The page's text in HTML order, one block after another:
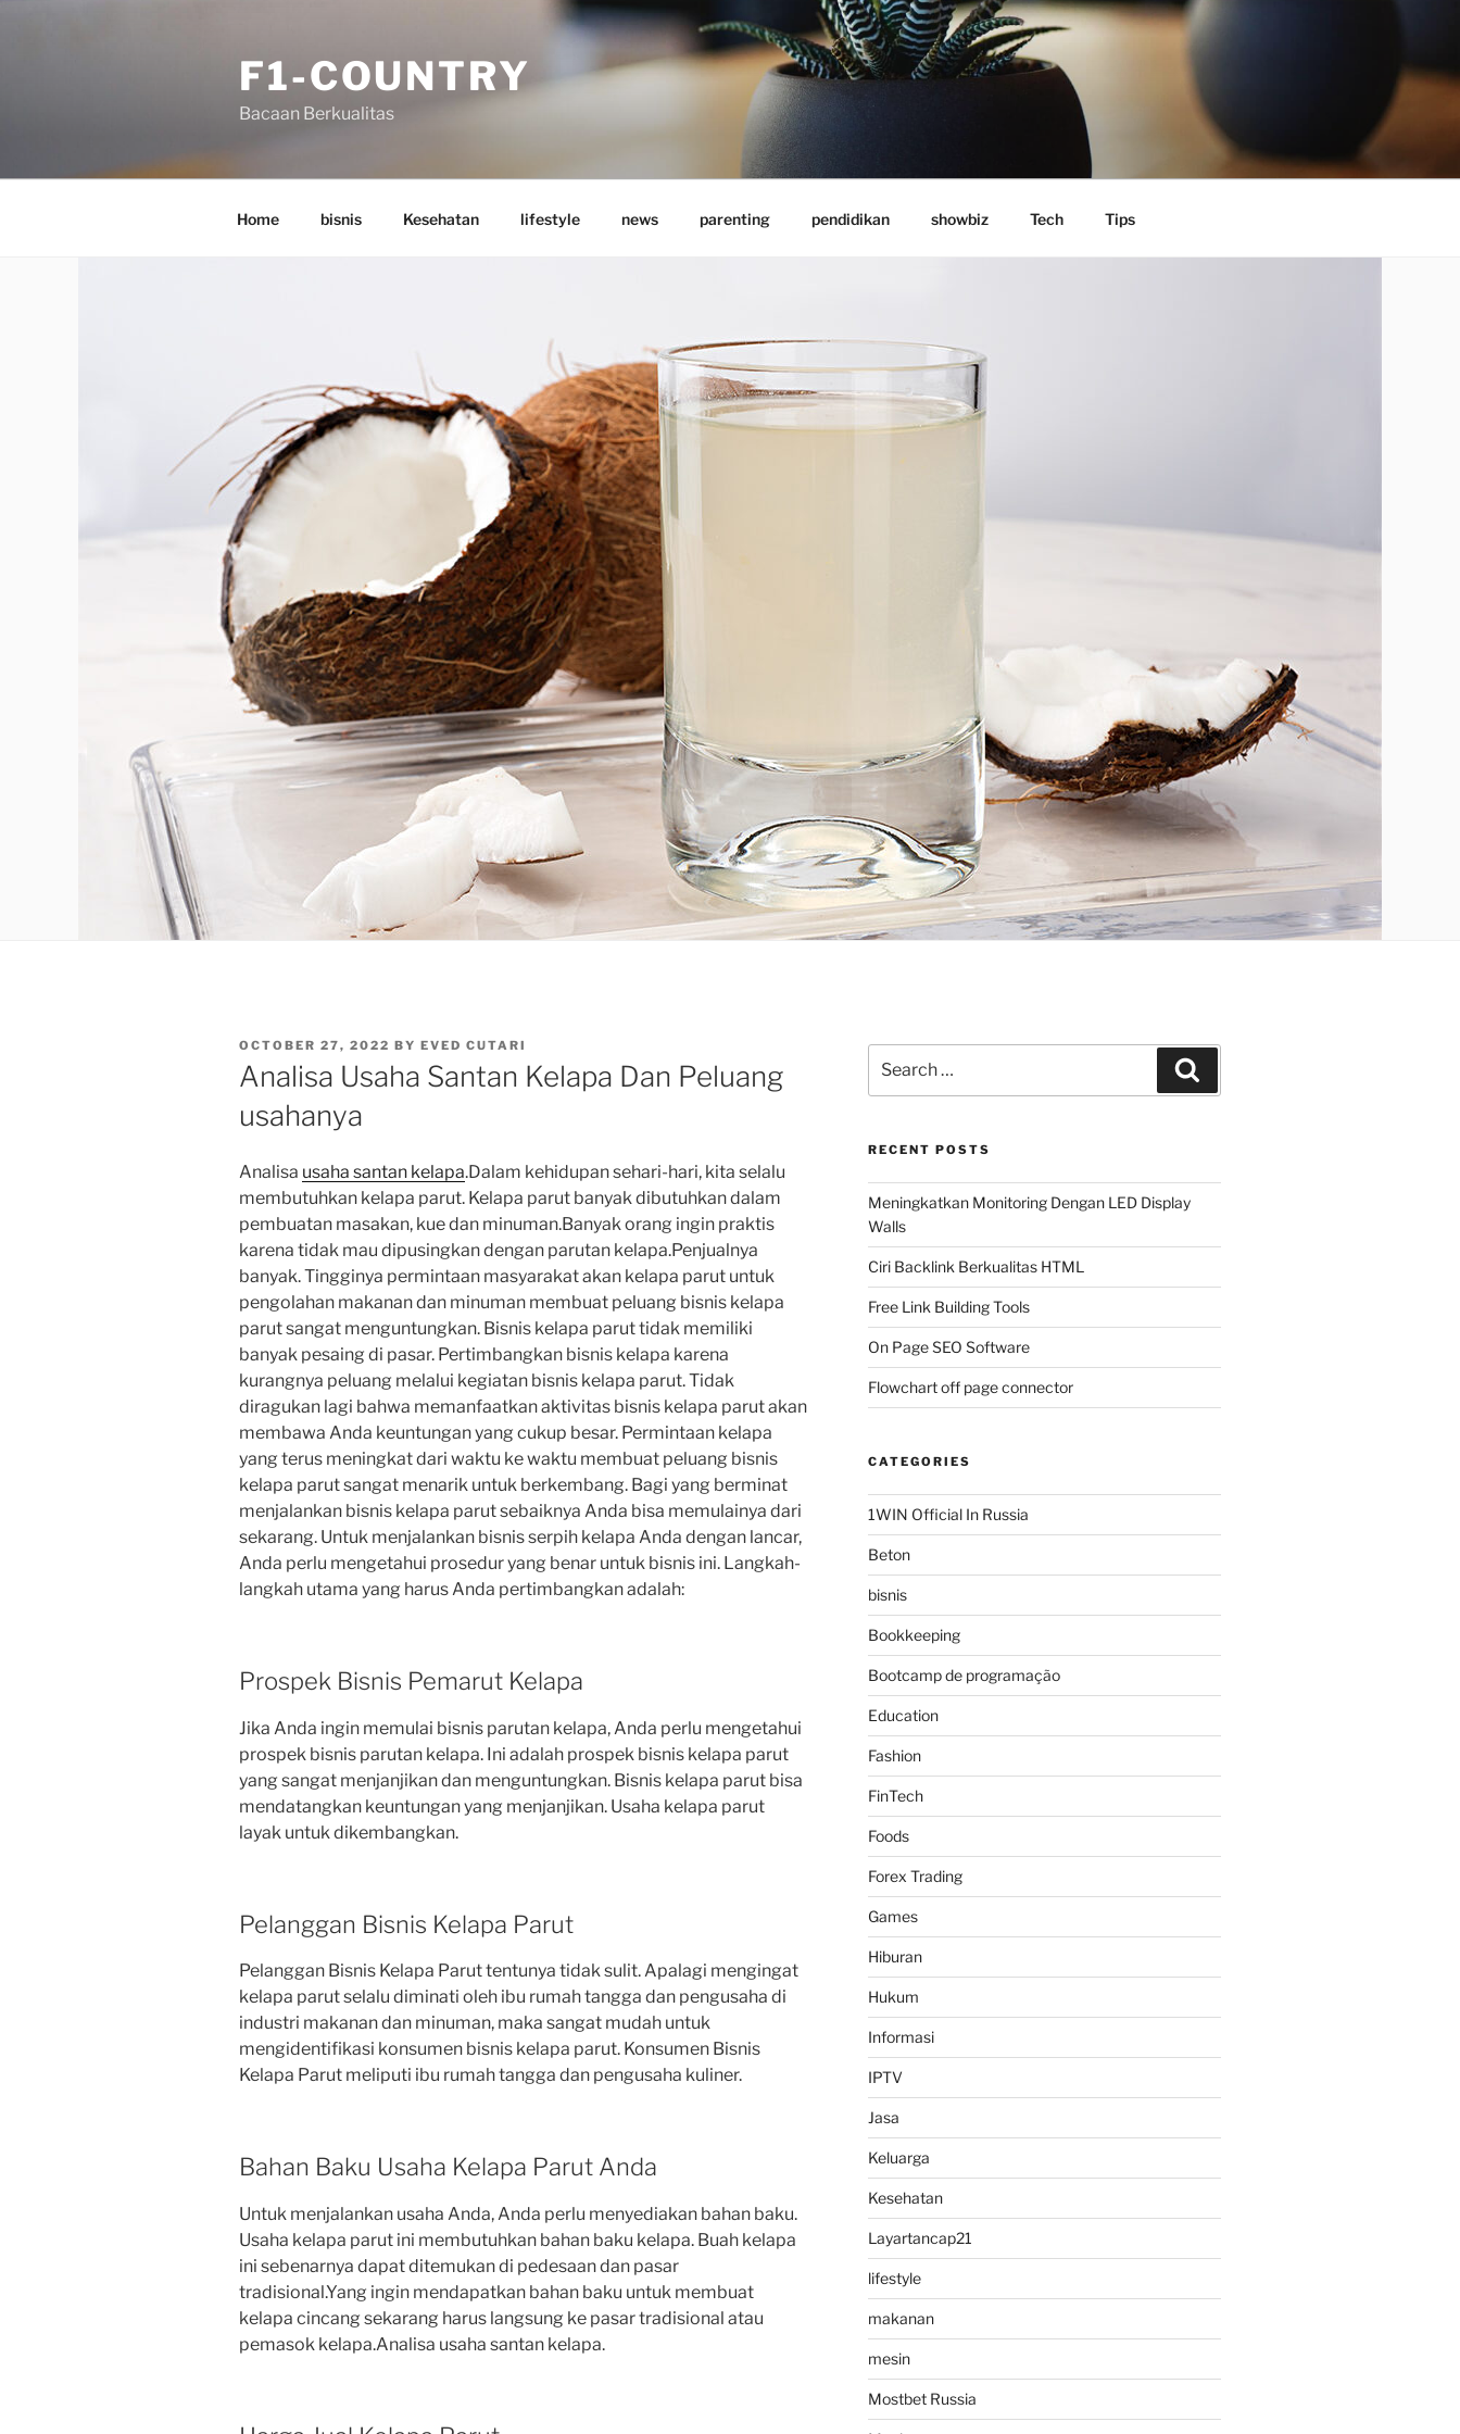
F1-COUNTRY
Bacaan Berkualitas
Home bisnis Kesehatan lifestyle news parenting pendidikan showbiz Tech Tips
POSTED
ON
OCTOBER 27, 2022 BY EVED CUTARI
Analisa Usaha Santan Kelapa Dan Peluang
usahanya
Analisa usaha santan kelapa.Dalam kehidupan sehari-hari, kita selalu
membutuhkan kelapa parut. Kelapa parut banyak dibutuhkan dalam
pembuatan masakan, kue dan minuman.Banyak orang ingin praktis
karena tidak mau dipusingkan dengan parutan kelapa.Penjualnya
banyak. Tingginya permintaan masyarakat akan kelapa parut untuk
pengolahan makanan dan minuman membuat peluang bisnis kelapa
parut sangat menguntungkan. Bisnis kelapa parut tidak memiliki
banyak pesaing di pasar. Pertimbangkan bisnis kelapa karena
kurangnya peluang melalui kegiatan bisnis kelapa parut. Tidak
diragukan lagi bahwa memanfaatkan aktivitas bisnis kelapa parut akan
membawa Anda keuntungan yang cukup besar. Permintaan kelapa
yang terus meningkat dari waktu ke waktu membuat peluang bisnis
kelapa parut sangat menarik untuk berkembang. Bagi yang berminat
menjalankan bisnis kelapa parut sebaiknya Anda bisa memulainya dari
sekarang. Untuk menjalankan bisnis serpih kelapa Anda dengan lancar,
Anda perlu mengetahui prosedur yang benar untuk bisnis ini. Langkah-
langkah utama yang harus Anda pertimbangkan adalah:
Prospek Bisnis Pemarut Kelapa
Jika Anda ingin memulai bisnis parutan kelapa, Anda perlu mengetahui
prospek bisnis parutan kelapa. Ini adalah prospek bisnis kelapa parut
yang sangat menjanjikan dan menguntungkan. Bisnis kelapa parut bisa
mendatangkan keuntungan yang menjanjikan. Usaha kelapa parut
layak untuk dikembangkan.
Pelanggan Bisnis Kelapa Parut
Pelanggan Bisnis Kelapa Parut tentunya tidak sulit. Apalagi mengingat
kelapa parut selalu diminati oleh ibu rumah tangga dan pengusaha di
industri makanan dan minuman, maka sangat mudah untuk
mengidentifikasi konsumen bisnis kelapa parut. Konsumen Bisnis
Kelapa Parut meliputi ibu rumah tangga dan pengusaha kuliner.
Bahan Baku Usaha Kelapa Parut Anda
Untuk menjalankan usaha Anda, Anda perlu menyediakan bahan baku.
Usaha kelapa parut ini membutuhkan bahan baku kelapa. Buah kelapa
ini sebenarnya dapat ditemukan di pedesaan dan pasar
tradisional.Yang ingin mendapatkan bahan baku untuk membuat
kelapa cincang sekarang harus langsung ke pasar tradisional atau
pemasok kelapa.Analisa usaha santan kelapa.
for:
RECENT POSTS
Meningkatkan Monitoring Dengan LED Display
Walls
Ciri Backlink Berkualitas HTML
Free Link Building Tools
On Page SEO Software
Flowchart off page connector
CATEGORIES
1WIN Official In Russia
Beton
bisnis
Bookkeeping
Bootcamp de programação
Education
Fashion
FinTech
Foods
Forex Trading
Games
Hiburan
Hukum
Informasi
IPTV
Jasa
Keluarga
Kesehatan
Layartancap21
lifestyle
makanan
mesin
Mostbet Russia